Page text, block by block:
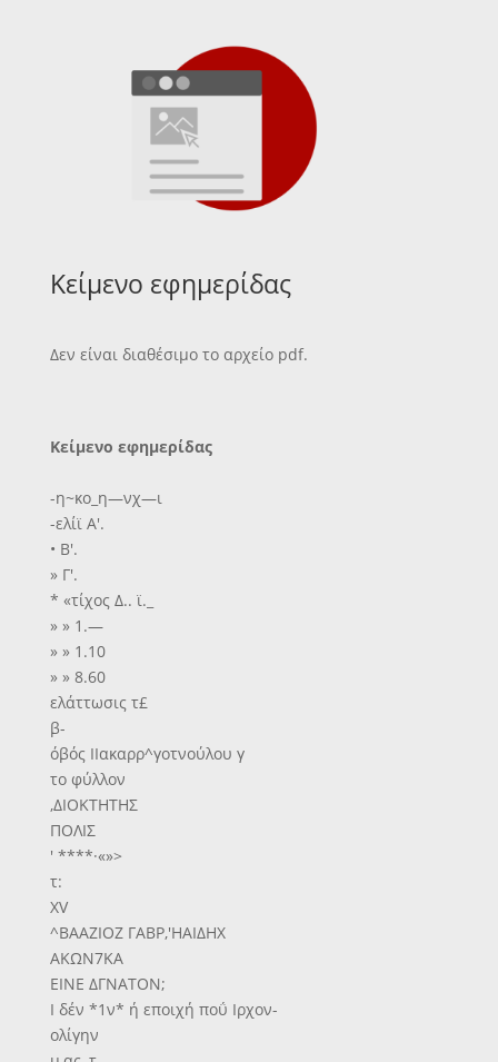
Κείμενο εφημερίδας
Δεν είναι διαθέσιμο το αρχείο pdf.
Κείμενο εφημερίδας
-η~κο_η—νχ—ι
-ελίϊ Α'.
• Β'.
» Γ'.
* «τίχος Δ.. ϊ._
» » 1.—
» » 1.10
» » 8.60
ελάττωσις τ£
β-
όβός ΙΙακαρρ^γοτνούλου γ
το φύλλον
,ΔΙΟΚΤΗΤΗΣ
ΠΟΛΙΣ
' ****·«»>
τ:
XV
^ΒΑΑΖΙΟΖ ΓΑΒΡ,'ΗΑΙΔΗΧ
ΑΚΩΝ7ΚΑ
ΕΙΝΕ ΔΓΝΑΤΟΝ;
Ι δέν *1ν* ή εποιχή ποΰ Ιρχον-
ολίγην